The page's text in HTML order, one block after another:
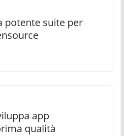
potente suite per
app
qualità